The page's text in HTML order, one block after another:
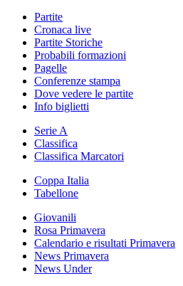
Partite
Cronaca live
Partite Storiche
Probabili formazioni
Pagelle
Conferenze stampa
Dove vedere le partite
Info biglietti
Serie A
Classifica
Classifica Marcatori
Coppa Italia
Tabellone
Giovanili
Rosa Primavera
Calendario e risultati Primavera
News Primavera
News Under